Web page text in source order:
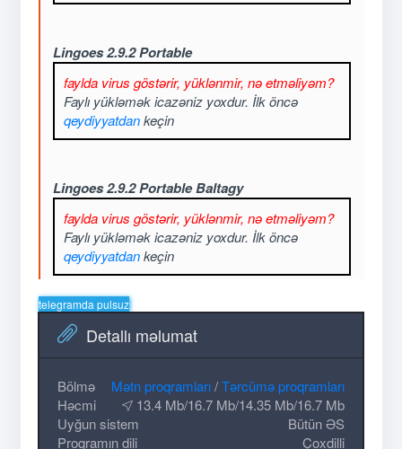
Lingoes 2.9.2 Portable
faylda virus göstərir, yüklənmir, nə etməliyəm?
Faylı yükləmək icazəniz yoxdur. İlk öncə
qeydiyyatdankeçin
Lingoes 2.9.2 Portable Baltagy
faylda virus göstərir, yüklənmir, nə etməliyəm?
Faylı yükləmək icazəniz yoxdur. İlk öncə
qeydiyyatdankeçin
telegramda pulsuz
Detallı məlumat
Bölmə Mətn proqramları/Tərcümə proqramları
Həcmi
13.4 Mb/16.7 Mb/14.35 Mb/16.7 Mb
Uyğun sistem
Bütün ƏS
Proqramın dili
Çoxdilli